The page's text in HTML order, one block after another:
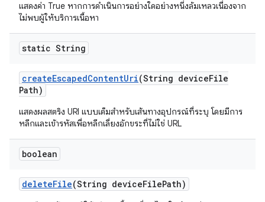
แสดงค่า True หากการดำเนินการอย่างใดอย่างหนึ่งล้มเหลวเนื่องจาก
ไม่พบผู้ให้บริการเนื้อหา
static String
createEscapedContentUri(String deviceFile
Path)
แสดงผลสตริง URI แบบเต็มสำหรับเส้นทางอุปกรณ์ที่ระบุ โดยมีการ
หลีกและเข้ารหัสเพื่อหลีกเลี่ยงอักขระที่ไม่ใช่ URL
boolean
deleteFile(String deviceFilePath)